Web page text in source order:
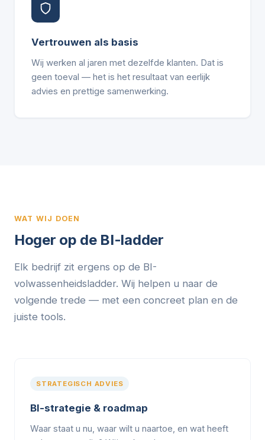
Vertrouwen als basis
Wij werken al jaren met dezelfde klanten. Dat is
geen toeval — het is het resultaat van eerlijk
advies en prettige samenwerking.
WAT WIJ DOEN
Hoger op de BI-ladder
Elk bedrijf zit ergens op de BI-
volwassenheidsladder. Wij helpen u naar de
volgende trede — met een concreet plan en de
juiste tools.
STRATEGISCH ADVIES
BI-strategie & roadmap
Waar staat u nu, waar wilt u naartoe, en wat heeft